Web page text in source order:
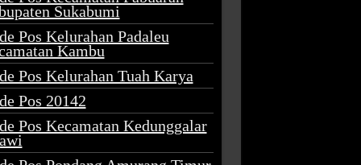
Sukabumi
Pos Kelurahan Padaleu
Kambu
Pos Kelurahan Tuah Karya
Pos 20142
Pos Kecamatan Kedunggalar